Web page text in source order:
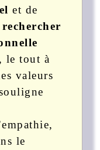
et de
rechercher
le tout à
valeurs
le